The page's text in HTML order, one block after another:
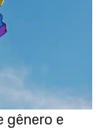
gênero e